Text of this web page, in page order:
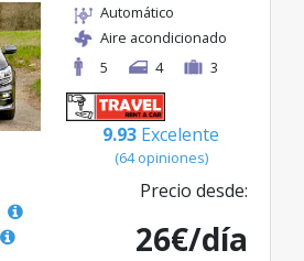
Automático
Aire acondicionado
5
4 3
9.93 Excelente
(64 opiniones)
Precio desde:
26€/día